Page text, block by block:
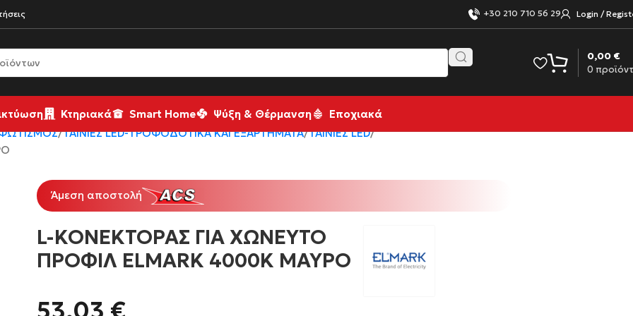
+30 210 710 56 29 Login /
0
0,00 €
Κτηριακά Smart Home Ψύξη & Θέρμανση
Εποχιακά
ΤΑΙΝΊΕΣ LED-ΤΡΟΦΟΔΟΤΙΚΆ ΚΑΙ ΕΞΑΡΤΉΜΑΤΑ ΤΑΙΝΊΕΣ LED
Άμεση αποστολή
L-ΚΟΝΕΚΤΟΡΑΣ ΓΙΑ ΧΩΝΕΥΤΟ
ΠΡΟΦΙΛ ELMARK 4000K ΜΑΥΡΟ